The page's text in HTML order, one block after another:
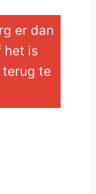
er dan
het is
terug te